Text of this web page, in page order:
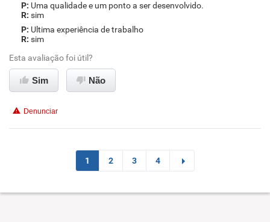
Uma qualidade e um ponto a ser desenvolvido.
sim
Ultima experiência de trabalho
sim
Esta avaliação foi útil?
Sim Não
Denunciar
1 2 3 4